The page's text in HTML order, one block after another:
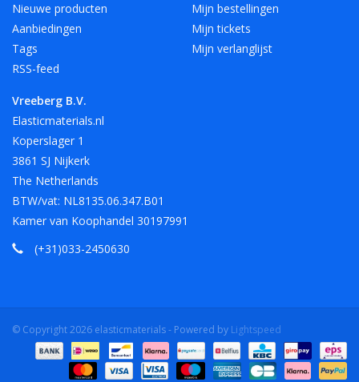
Nieuwe producten
Aanbiedingen
Tags
RSS-feed
Mijn bestellingen
Mijn tickets
Mijn verlanglijst
Vreeberg B.V.
Elasticmaterials.nl
Koperslager 1
3861 SJ Nijkerk
The Netherlands
BTW/vat: NL8135.06.347.B01
Kamer van Koophandel 30197991
(+31)033-2450630
© Copyright 2026 elasticmaterials - Powered by Lightspeed